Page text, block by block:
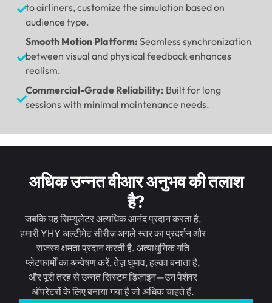
to airliners,customize the simulation based on
audience type.
Smooth Motion Platform: Seamless synchronization
between visual and physical feedback enhances
realism.
Commercial-Grade Reliability: Built for long
sessions with minimal maintenance needs.
अधिक उन्नत वीआर अनुभव की तलाश
है?
जबकि यह सिम्युलेटर अत्यधिक आनंद प्रदान करता है,
हमारी YHY अल्टीमेट सीरीज़ अगले स्तर का प्रदर्शन और
राजस्व क्षमता प्रदान करती है. अत्याधुनिक गति
प्लेटफार्मों का अन्वेषण करें, तेज़ घुमाव, हल्का बनाता है,
और पूरी तरह से उन्नत सिस्टम डिज़ाइन—उन पेशेवर
ऑपरेटरों के लिए बनाया गया है जो अधिक चाहते हैं.